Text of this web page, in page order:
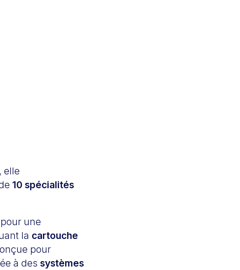
, elle
10 spécialités
une
la cartouche
pour
à des systèmes